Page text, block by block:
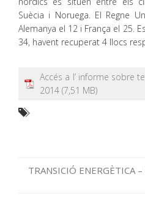
Suècia i Noruega. El Regne
Alemanya el 12 i França el 25.
34, havent recuperat 4 llocs
Accés a l’ informe sobre
2014
TRANSICIÓ ENERGÈTICA